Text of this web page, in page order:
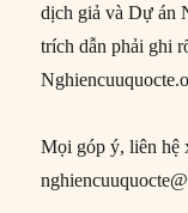
dịch giả và Dự án
trích dẫn phải ghi
Mọi góp ý, liên hệ